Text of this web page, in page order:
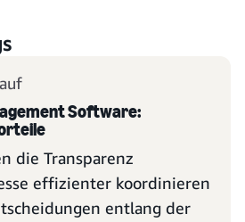
Software:
die Transparenz
effizienter koordinieren
entlang der